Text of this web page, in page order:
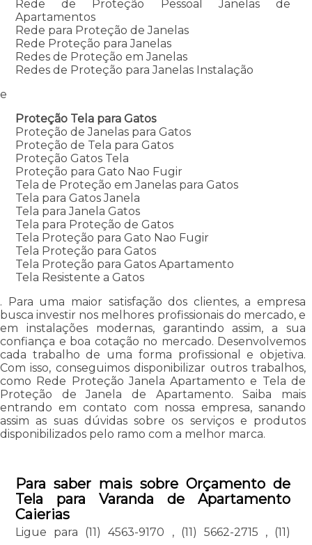
Rede de Proteção Pessoal Janelas de
Apartamentos
Rede para Proteção de Janelas
Rede Proteção para Janelas
Redes de Proteção em Janelas
Redes de Proteção para Janelas Instalação
e
Proteção Tela para Gatos
Proteção de Janelas para Gatos
Proteção de Tela para Gatos
Proteção Gatos Tela
Proteção para Gato Nao Fugir
Tela de Proteção em Janelas para Gatos
Tela para Gatos Janela
Tela para Janela Gatos
Tela para Proteção de Gatos
Tela Proteção para Gato Nao Fugir
Tela Proteção para Gatos
Tela Proteção para Gatos Apartamento
Tela Resistente a Gatos
. Para uma maior satisfação dos clientes, a empresa
busca investir nos melhores profissionais do mercado, e
em instalações modernas, garantindo assim, a sua
confiança e boa cotação no mercado. Desenvolvemos
cada trabalho de uma forma profissional e objetiva.
Com isso, conseguimos disponibilizar outros trabalhos,
como Rede Proteção Janela Apartamento e Tela de
Proteção de Janela de Apartamento. Saiba mais
entrando em contato com nossa empresa, sanando
assim as suas dúvidas sobre os serviços e produtos
disponibilizados pelo ramo com a melhor marca.
Para saber mais sobre Orçamento de
Tela para Varanda de Apartamento
Caierias
Ligue para (11) 4563-9170 , (11) 5662-2715 , (11)